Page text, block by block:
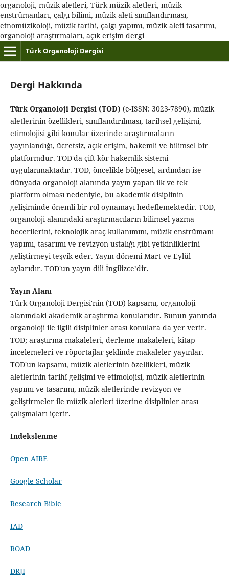
organoloji, müzik aletleri, Türk müzik aletleri, müzik
enstrümanları, çalgı bilimi, müzik aleti sınıflandırması,
etnomüzikoloji, müzik tarihi, çalgı yapımı, müzik aleti tasarımı,
organoloji araştırmaları, açık erişim dergi
Türk Organoloji Dergisi
Dergi Hakkında
Türk Organoloji Dergisi (TOD) (e-ISSN: 3023-7890), müzik
aletlerinin özellikleri, sınıflandırılması, tarihsel gelişimi,
etimolojisi gibi konular üzerinde araştırmaların
yayınlandığı, ücretsiz, açık erişim, hakemli ve bilimsel bir
platformdur. TOD'da çift-kör hakemlik sistemi
uygulanmaktadır. TOD, öncelikle bölgesel, ardından ise
dünyada organoloji alanında yayın yapan ilk ve tek
platform olması nedeniyle, bu akademik disiplinin
gelişiminde önemli bir rol oynamayı hedeflemektedir. TOD,
organoloji alanındaki araştırmacıların bilimsel yazma
becerilerini, teknolojik araç kullanımını, müzik enstrümanı
yapımı, tasarımı ve revizyon ustalığı gibi yetkinliklerini
geliştirmeyi teşvik eder. Yayın dönemi Mart ve Eylül
aylarıdır. TOD'un yayın dili İngilizce’dir.
Yayın Alanı
Türk Organoloji Dergisi'nin (TOD) kapsamı, organoloji
alanındaki akademik araştırma konularıdır. Bunun yanında
organoloji ile ilgili disiplinler arası konulara da yer verir.
TOD; araştırma makaleleri, derleme makaleleri, kitap
incelemeleri ve röportajlar şeklinde makaleler yayınlar.
TOD'un kapsamı, müzik aletlerinin özellikleri, müzik
aletlerinin tarihî gelişimi ve etimolojisi, müzik aletlerinin
yapımı ve tasarımı, müzik aletlerinde revizyon ve
geliştirmeler ile müzik aletleri üzerine disiplinler arası
çalışmaları içerir.
Indekslenme
Open AIRE
Google Scholar
Research Bible
IAD
ROAD
DRJI